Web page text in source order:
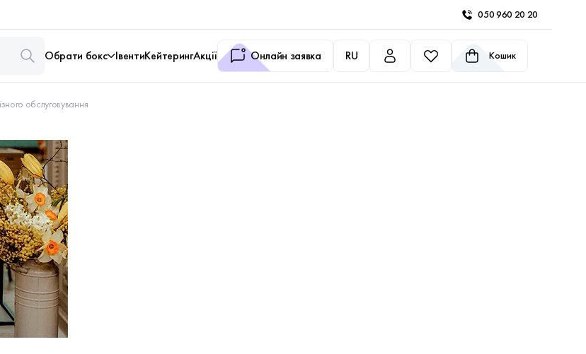
050 960 20 20
Обрати бокс ІвентиКейтерингАкції Онлайн заявка RU Кошик
обслуговування